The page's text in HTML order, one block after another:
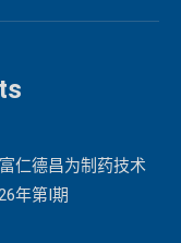
仁德昌为制药技术
年第I期